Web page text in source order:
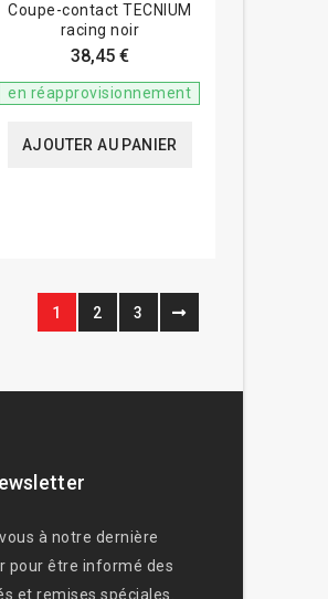
Coupe-contact TECNIUM
racing noir
38,45 €
en réapprovisionnement
AJOUTER AU PANIER
1 2 3
à notre dernière
pour être informé des
et remises spéciales.